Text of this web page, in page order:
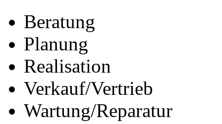
Beratung
Planung
Realisation
Verkauf/Vertrieb
Wartung/Reparatur